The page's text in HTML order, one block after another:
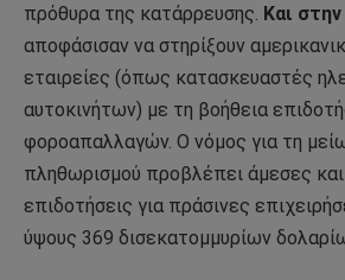
πρόθυρα της κατάρρευσης. Και
αποφάσισαν να στηρίξουν
εταιρείες (όπως κατασκευαστές
αυτοκινήτων) με τη βοήθεια
φοροαπαλλαγών. Ο νόμος για τη
πληθωρισμού προβλέπει άμεσες
επιδοτήσεις για πράσινες
ύψους 369 δισεκατομμυρίων